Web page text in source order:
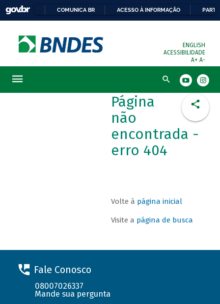
COMUNICA BR ACESSO À INFORMAÇÃO
ENGLISH
ACESSIBILIDADE
A+ A-
Busca
Página
não
encontrada -
erro 404
Volte à página inicial
Visite a página de busca
Fale Conosco
08007026337
Mande sua pergunta